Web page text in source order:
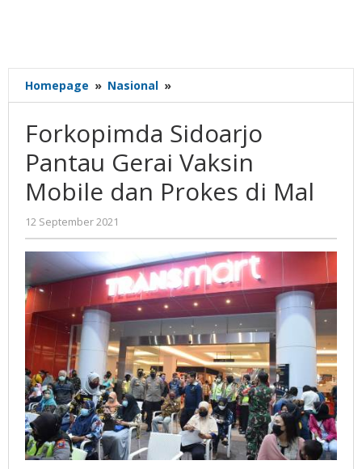
Homepage » Nasional »
Sidoarjo
Gerai
Vaksin
Mobile
dan
Prokes
Mal
Forkopimda Sidoarjo
Pantau Gerai Vaksin
Mobile dan Prokes di Mal
12 September 2021
Gatot